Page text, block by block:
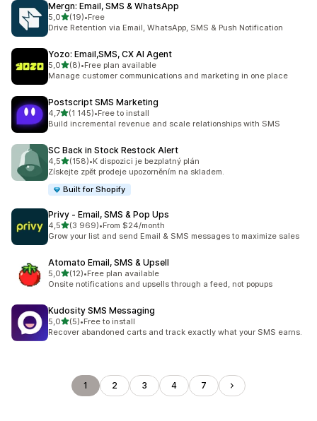
Mergn: Email, SMS & WhatsApp
5,0z 5 hvězd
(19)
Celkový počet recenzí: 19
•Free
Drive Retention via Email, WhatsApp, SMS & Push Notification
Yozo: Email,SMS, CX AI Agent
5,0z 5 hvězd
(8)
Celkový počet recenzí: 8
•Free plan available
Manage customer communications and marketing in one place
Postscript SMS Marketing
4,7z 5 hvězd
(1 145)
Celkový počet recenzí: 1145
•Free to install
Build incremental revenue and scale relationships with SMS
SC Back in Stock Restock Alert
4,5z 5 hvězd
(158)
Celkový počet recenzí: 158
•K dispozici je bezplatný plán
Získejte zpět prodeje upozorněním na skladem.
Built for Shopify
Privy ‑ Email, SMS & Pop Ups
4,5z 5 hvězd
(3 969)
Celkový počet recenzí: 3969
•From $24/month
Grow your list and send Email & SMS messages to maximize sales
Atomato Email, SMS & Upsell
5,0z 5 hvězd
(12)
Celkový počet recenzí: 12
•Free plan available
Onsite notifications and upsells through a feed, not popups
Kudosity SMS Messaging
5,0z 5 hvězd
(5)
Celkový počet recenzí: 5
•Free to install
Recover abandoned carts and track exactly what your SMS earns.
1 2 3 4 7